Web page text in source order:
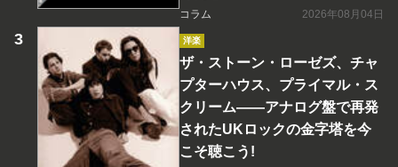
コラム 2026年08月04日
洋楽
ザ・ストーン・ローゼズ、チャ
プターハウス、プライマル・ス
クリーム――アナログ盤で再発
されたUKロックの金字塔を今
こそ聴こう!